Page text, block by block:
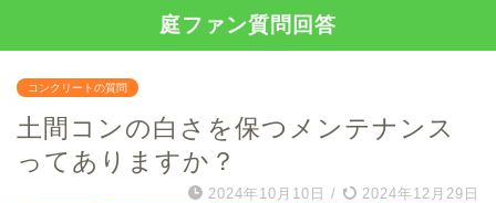
庭ファン質問回答
コンクリートの質問
土間コンの白さを保つメンテナンス
ってありますか？
2024年10月10日 / 2024年12月29日